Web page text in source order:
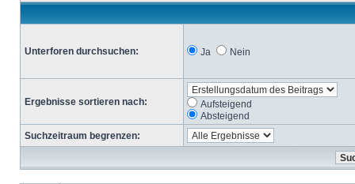
Unterforen durchsuchen: Ja Nein
Ergebnisse sortieren nach:
Aufsteigend
Absteigend
Suchzeitraum begrenzen: